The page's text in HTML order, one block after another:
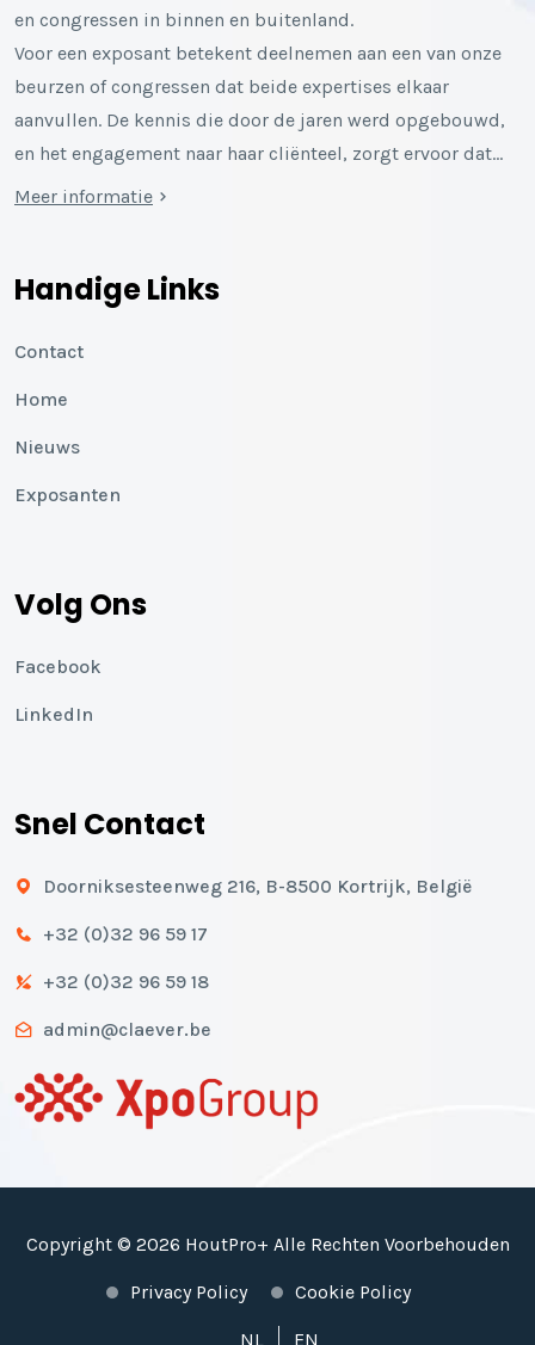
en congressen in binnen en buitenland.
Voor een exposant betekent deelnemen aan een van onze
beurzen of congressen dat beide expertises elkaar
aanvullen. De kennis die door de jaren werd opgebouwd,
en het engagement naar haar cliënteel, zorgt ervoor dat…
Meer informatie
Handige Links
Contact
Home
Nieuws
Exposanten
Volg Ons
Facebook
LinkedIn
Snel Contact
Doorniksesteenweg 216, B-8500 Kortrijk, België
+32 (0)32 96 59 17
+32 (0)32 96 59 18
admin@claever.be
Copyright © 2026 HoutPro+ Alle Rechten Voorbehouden
Privacy Policy Cookie Policy
NL EN